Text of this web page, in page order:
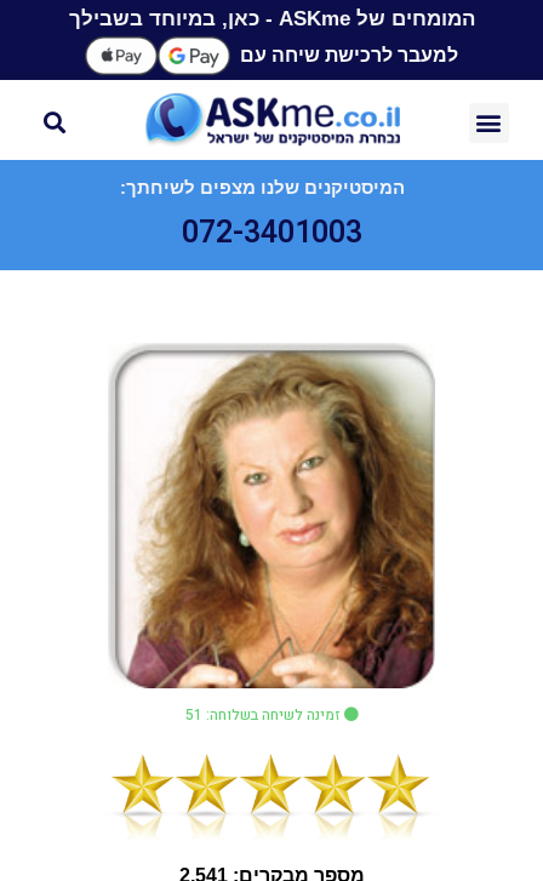
המומחים של ASKme - כאן, במיוחד בשבילך
למעבר לרכישת שיחה עם
המיסטיקנים שלנו מצפים לשיחתך:
072-3401003
זמינה לשיחה בשלוחה: 51
מספר מבקרים: 2,541